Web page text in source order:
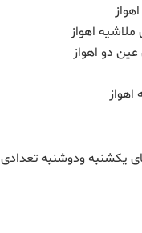
یکشنبه ودوشنبه